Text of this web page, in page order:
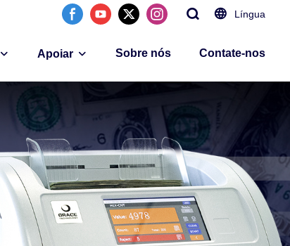
Língua
Apoiar Sobre nós Contate-nos